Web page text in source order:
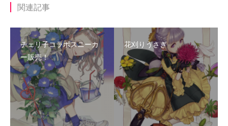
関連記事
チェリ子コラボスニーカ
ー販売！
花刈りうさぎ